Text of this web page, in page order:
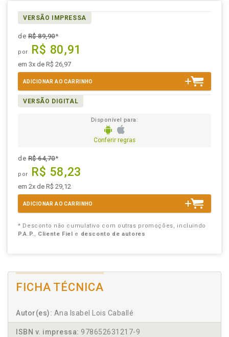
VERSÃO IMPRESSA
deR$ 89,90*
por R$ 80,91
em 3x de R$ 26,97
ADICIONAR AO CARRINHO
VERSÃO DIGITAL
Disponível para:
Conferir regras
deR$ 64,70*
por R$ 58,23
em 2x de R$ 29,12
ADICIONAR AO CARRINHO
* Desconto não cumulativo com outras promoções, incluindo
P.A.P., Cliente Fiel e desconto de autores
FICHA TÉCNICA
Autor(es): Ana Isabel Lois Caballé
ISBN v. impressa: 978652631217-9